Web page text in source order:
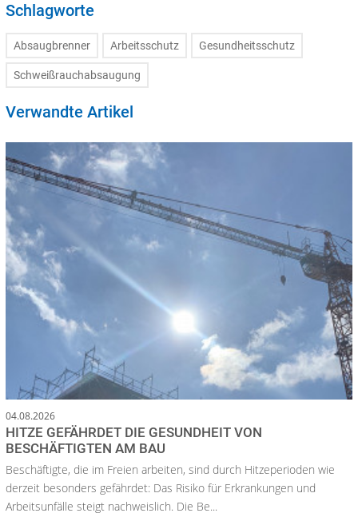
Schlagworte
Absaugbrenner Arbeitsschutz Gesundheitsschutz
Schweißrauchabsaugung
Verwandte Artikel
04.08.2026
HITZE GEFÄHRDET DIE GESUNDHEIT VON
BESCHÄFTIGTEN AM BAU
Beschäftigte, die im Freien arbeiten, sind durch Hitzeperioden wie
derzeit besonders gefährdet: Das Risiko für Erkrankungen und
Arbeitsunfälle steigt nachweislich. Die Be...